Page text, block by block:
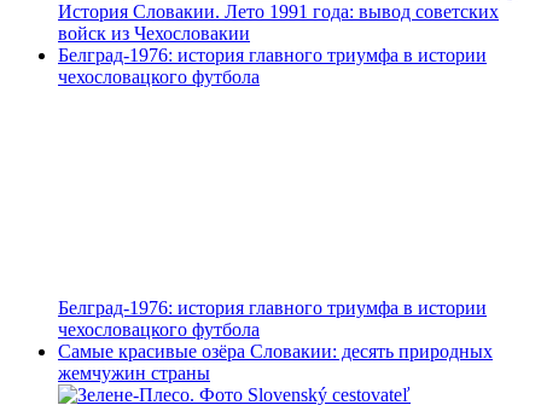
История Словакии. Лето 1991 года: вывод советских
войск из Чехословакии
Белград-1976: история главного триумфа в истории
чехословацкого футбола
Белград-1976: история главного триумфа в истории
чехословацкого футбола
Самые красивые озёра Словакии: десять природных
жемчужин страны